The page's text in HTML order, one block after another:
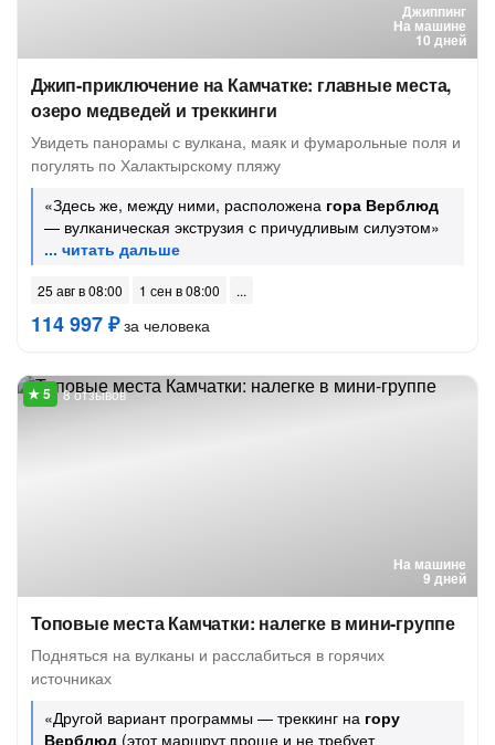
Джиппинг
На машине
10 дней
Джип-приключение на Камчатке: главные места,
озеро медведей и треккинги
Увидеть панорамы с вулкана, маяк и фумарольные поля и
погулять по Халактырскому пляжу
«Здесь же, между ними, расположена гора Верблюд
— вулканическая экструзия с причудливым силуэтом»
25 авг в 08:00 1 сен в 08:00
114 997 ₽за человека
На машине
9 дней
8 отзывов
Топовые места Камчатки: налегке в мини-группе
Подняться на вулканы и расслабиться в горячих
источниках
«Другой вариант программы — треккинг на гору
Верблюд (этот маршрут проще и не требует